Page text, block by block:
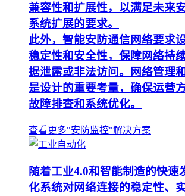
兼容性和扩展性，以满足未来
系统扩展的要求。
此外，智能安防通信网络要求
稳定性和安全性，保障网络持
据泄露或非法访问。网络管理
是设计的重要考量，确保运营
故障排查和系统优化。
查看更多"安防监控"解决方案
随着工业4.0和智能制造的快速
化系统对网络连接的稳定性、